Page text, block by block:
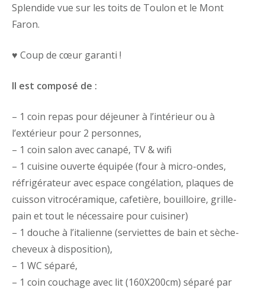
Splendide vue sur les toits de Toulon et le Mont
Faron.
♥️ Coup de cœur garanti !
Il est composé de :
– 1 coin repas pour déjeuner à l’intérieur ou à
l’extérieur pour 2 personnes,
– 1 coin salon avec canapé, TV & wifi
– 1 cuisine ouverte équipée (four à micro-ondes,
réfrigérateur avec espace congélation, plaques de
cuisson vitrocéramique, cafetière, bouilloire, grille-
pain et tout le nécessaire pour cuisiner)
– 1 douche à l’italienne (serviettes de bain et sèche-
cheveux à disposition),
– 1 WC séparé,
– 1 coin couchage avec lit (160X200cm) séparé par